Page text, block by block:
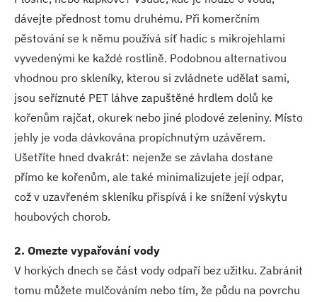
dávejte přednost tomu druhému. Při komerčním
pěstování se k němu používá síť hadic s mikrojehlami
vyvedenými ke každé rostlině. Podobnou alternativou
vhodnou pro skleníky, kterou si zvládnete udělat sami,
jsou seříznuté PET láhve zapuštěné hrdlem dolů ke
kořenům rajčat, okurek nebo jiné plodové zeleniny. Místo
jehly je voda dávkována propíchnutým uzávěrem.
Ušetříte hned dvakrát: nejenže se závlaha dostane
přímo ke kořenům, ale také minimalizujete její odpar,
což v uzavřeném skleníku přispívá i ke snížení výskytu
houbových chorob.
2. Omezte vypařování vody
V horkých dnech se část vody odpaří bez užitku. Zabránit
tomu můžete mulčováním nebo tím, že půdu na povrchu